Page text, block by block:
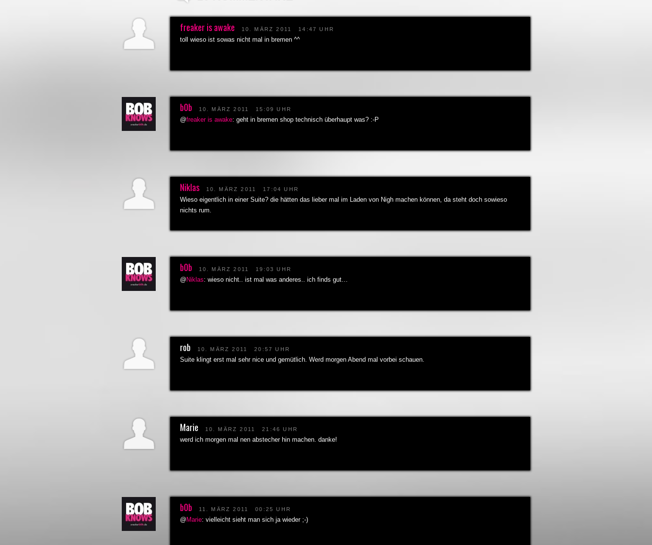
freaker is awake 10. MÄRZ 2011 14:47 UHR
toll wieso ist sowas nicht mal in bremen ^^
b0b 10. MÄRZ 2011 15:09 UHR
@freaker is awake: geht in bremen shop technisch überhaupt was? :-P
Niklas 10. MÄRZ 2011 17:04 UHR
Wieso eigentlich in einer Suite? die hätten das lieber mal im Laden von Nigh machen können, da steht doch sowieso
nichts rum.
b0b 10. MÄRZ 2011 19:03 UHR
@ Niklas: wieso nicht.. ist mal was anderes.. ich finds gut…
rob 10. MÄRZ 2011 20:57 UHR
Suite klingt erst mal sehr nice und gemütlich. Werd morgen Abend mal vorbei schauen.
Marie 10. MÄRZ 2011 21:46 UHR
werd ich morgen mal nen abstecher hin machen. danke!
b0b 11. MÄRZ 2011 00:25 UHR
@ Marie: vielleicht sieht man sich ja wieder ;-)